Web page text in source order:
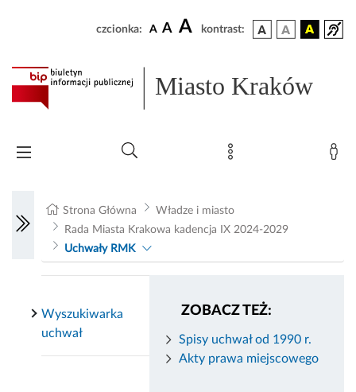
czcionka: A A A kontrast:
Miasto Kraków
Strona Główna
Władze i miasto
Rada Miasta Krakowa kadencja IX 2024-2029
Uchwały RMK
ZOBACZ TEŻ:
Spisy uchwał od 1990 r.
Akty prawa miejscowego
Wyszukiwarka
uchwał